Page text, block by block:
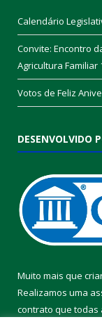
Calendário
Convite: Encontro
Agricultura Familiar
Votos de Feliz
DESENVOLVIDO
Muito mais que
Realizamos uma
contrato que todas